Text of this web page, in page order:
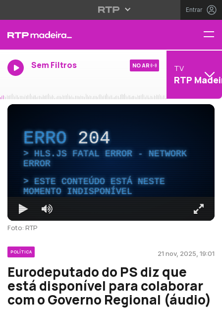
Entrar
Sem Filtros NO AR TV
RTP
ERRO204
HLS.JS FATAL ERROR - NETWORK
ERROR
ESTE CONTEÚDO ESTÁ NESTE
MOMENTO INDISPONÍVEL
Foto: RTP
POLÍTICA 21 nov, 2025, 19:01
Eurodeputado do PS diz que
está disponível para colaborar
com o Governo Regional (áudio)